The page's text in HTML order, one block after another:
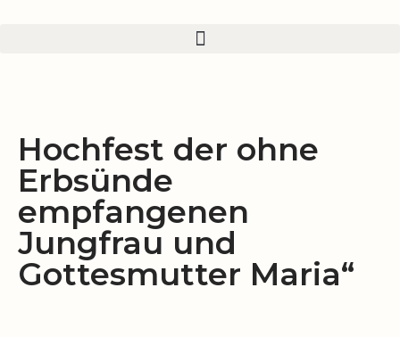
Hochfest der ohne
Erbsünde
empfangenen
Jungfrau und
Gottesmutter Maria“